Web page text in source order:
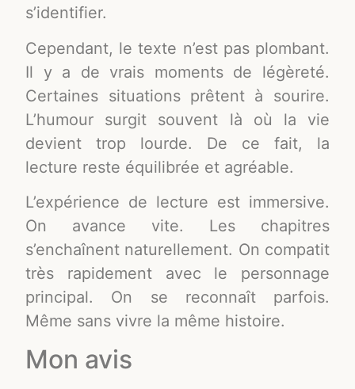
s’identifier.
Cependant, le texte n’est pas plombant.
Il y a de vrais moments de légèreté.
Certaines situations prêtent à sourire.
L’humour surgit souvent là où la vie
devient trop lourde. De ce fait, la
lecture reste équilibrée et agréable.
L’expérience de lecture est immersive.
On avance vite. Les chapitres
s’enchaînent naturellement. On compatit
très rapidement avec le personnage
principal. On se reconnaît parfois.
Même sans vivre la même histoire.
Mon avis